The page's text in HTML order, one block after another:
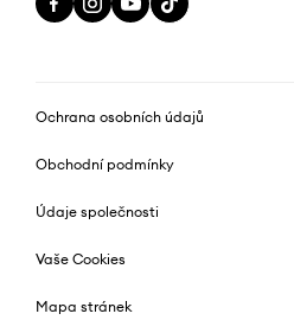
Ochrana osobních údajů
Obchodní podmínky
Údaje společnosti
Vaše Cookies
Mapa stránek